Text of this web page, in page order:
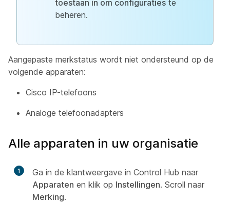
toestaan in om configuraties te
beheren.
Aangepaste merkstatus wordt niet ondersteund op de
volgende apparaten:
Cisco IP-telefoons
Analoge telefoonadapters
Alle apparaten in uw organisatie
1
Ga in de klantweergave in Control Hub naar
Apparaten en klik op Instellingen. Scroll naar
Merking.